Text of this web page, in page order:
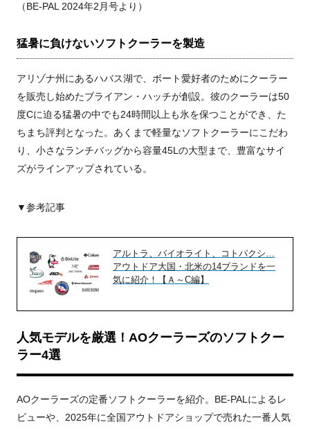
（BE-PAL 2024年2月号より）
猛暑に負けないソフトクーラーを製造
アリゾナ州にあるハバス湖で、ボート愛好者のためにクーラー
を販売し始めたブライアン・ハッチが創設。彼のクーラーは50
度Cに迫る猛暑の中でも24時間以上も氷を保つことができ、た
ちまち評判となった。あくまで軽量なソフトクーラーにこだわ
り、小さなランチバッグから容量45Lの大型まで、豊富なサイ
ズがラインアップされている。
▼参考記事
アルトラ、バイオライト、コトパクシ…
アウトドア大国・北米の14ブランドを一
気に紹介！【Ａ～C編】
人気モデルを厳選！AOクーラーズのソフトクー
ラー4選
AOクーラーズの定番ソフトクーラーを紹介。BE-PALによるレ
ビューや、2025年に全国アウトドアショップで売れた一番人気